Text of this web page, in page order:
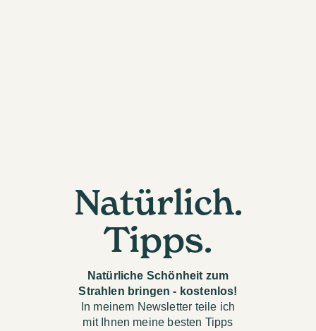
Natürlich.
Tipps.
Natürliche Schönheit zum
Strahlen bringen - kostenlos!
In meinem Newsletter teile ich
mit Ihnen meine besten Tipps